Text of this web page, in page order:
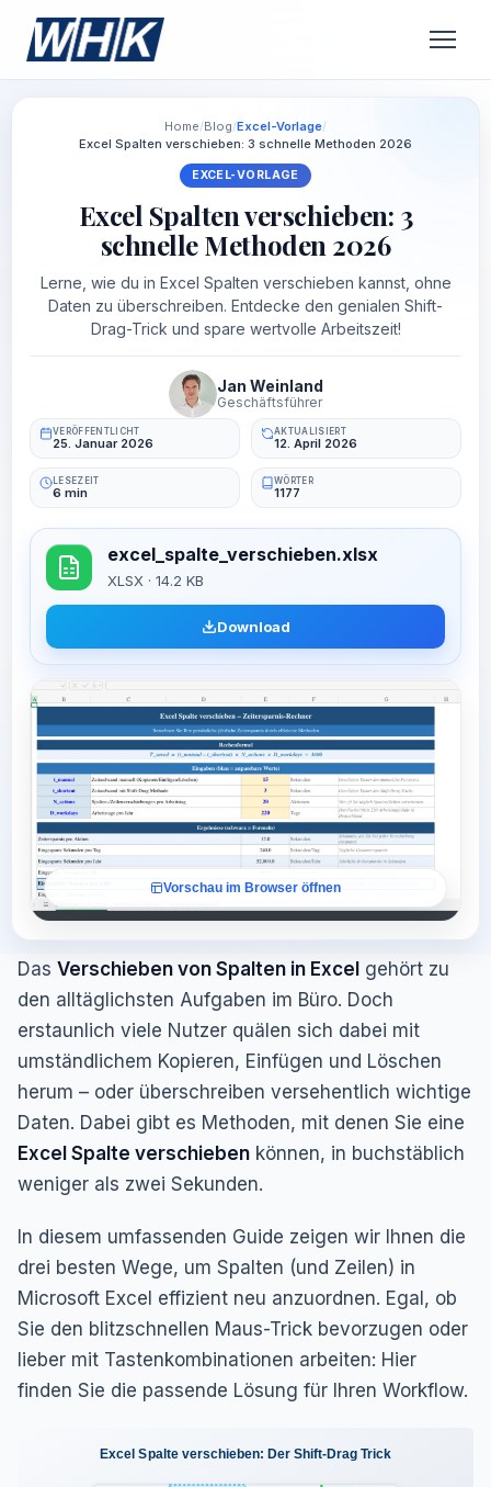
Home/Blog/Excel-Vorlage/
Excel Spalten verschieben: 3 schnelle Methoden 2026
EXCEL-VORLAGE
Excel Spalten verschieben: 3
schnelle Methoden 2026
Lerne, wie du in Excel Spalten verschieben kannst, ohne
Daten zu überschreiben. Entdecke den genialen Shift-
Drag-Trick und spare wertvolle Arbeitszeit!
Jan Weinland
Geschäftsführer
VERÖFFENTLICHT
25. Januar 2026
AKTUALISIERT
12. April 2026
LESEZEIT
6 min
WÖRTER
1177
excel_spalte_verschieben.xlsx
XLSX · 14.2 KB
Download
Vorschau im Browser öffnen
Das Verschieben von Spalten in Excel gehört zu
den alltäglichsten Aufgaben im Büro. Doch
erstaunlich viele Nutzer quälen sich dabei mit
umständlichem Kopieren, Einfügen und Löschen
herum – oder überschreiben versehentlich wichtige
Daten. Dabei gibt es Methoden, mit denen Sie eine
Excel Spalte verschieben können, in buchstäblich
weniger als zwei Sekunden.
In diesem umfassenden Guide zeigen wir Ihnen die
drei besten Wege, um Spalten (und Zeilen) in
Microsoft Excel effizient neu anzuordnen. Egal, ob
Sie den blitzschnellen Maus-Trick bevorzugen oder
lieber mit Tastenkombinationen arbeiten: Hier
finden Sie die passende Lösung für Ihren Workflow.
Excel Spalte verschieben: Der Shift-Drag Trick